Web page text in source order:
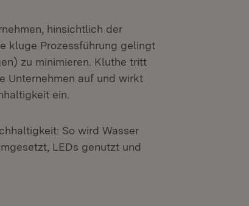
hinsichtlich der
kluge Prozessführung gelingt
zu minimieren. Kluthe tritt
Unternehmen auf und wirkt
ein.
So wird Wasser
LEDs genutzt und